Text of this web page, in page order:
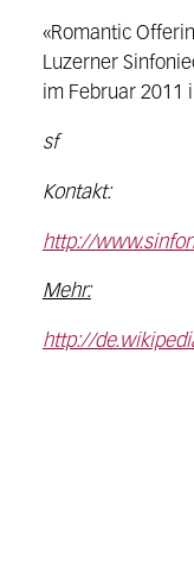
«Romantic
Luzerner
im Februar 2011
sf
Kontakt:
http://
Mehr:
http://